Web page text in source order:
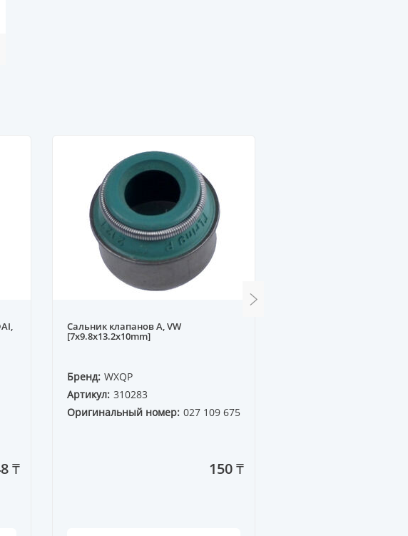
₸
Сальник клапанов A, VW
[7x9.8x13.2x10mm]
Бренд: WXQP
Артикул: 310283
Оригинальный номер: 027 109 675
150 ₸